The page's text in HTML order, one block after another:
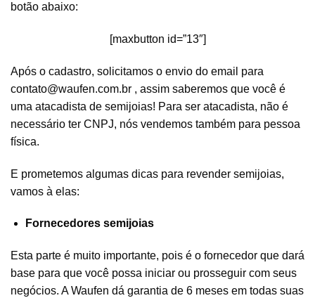
botão abaixo:
[maxbutton id=”13″]
Após o cadastro, solicitamos o envio do email para
contato@waufen.com.br , assim saberemos que você é
uma atacadista de semijoias! Para ser atacadista, não é
necessário ter CNPJ, nós vendemos também para pessoa
física.
E prometemos algumas dicas para revender semijoias,
vamos à elas:
Fornecedores semijoias
Esta parte é muito importante, pois é o fornecedor que dará
base para que você possa iniciar ou prosseguir com seus
negócios. A Waufen dá garantia de 6 meses em todas suas